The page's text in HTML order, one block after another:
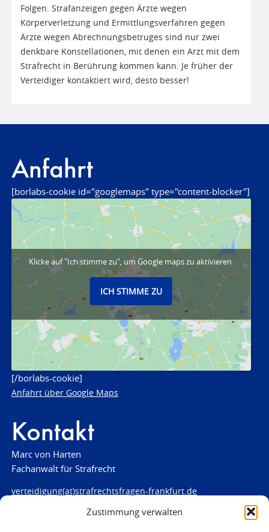
Zustimmung verwalten
Folgen. Strafanzeigen gegen Ärzte wegen
Körperverletzung und Ermittlungsverfahren gegen
Ärzte wegen Abrechnungsbetruges sind nur zwei
denkbare Konstellationen, mit denen ein Arzt mit dem
Strafrecht in Berührung kommen kann. Je früher der
Verteidiger kontaktiert wird, desto besser!
Anfahrt
[borlabs-cookie id="googlemaps" type="content-blocker"]
Klicke auf "Ich stimme zu", um Google maps zu aktivieren
ICH STIMME ZU
[/borlabs-cookie]
Anfahrt über Google Maps
Kontakt
Marc von Harten
Fachanwalt für Strafrecht
verteidigung(at)strafrechtsfragen-frankfurt.de
www.strafrechtsfragen-frankfurt.de